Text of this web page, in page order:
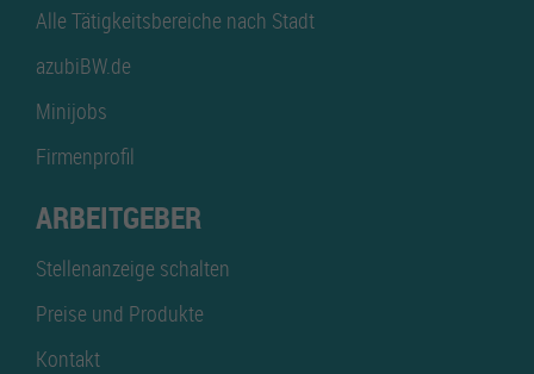
Alle Tätigkeitsbereiche nach Stadt
azubiBW.de
Minijobs
Firmenprofil
ARBEITGEBER
Stellenanzeige schalten
Preise und Produkte
Kontakt